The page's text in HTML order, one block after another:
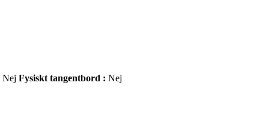
Nej Fysiskt tangentbord : Nej